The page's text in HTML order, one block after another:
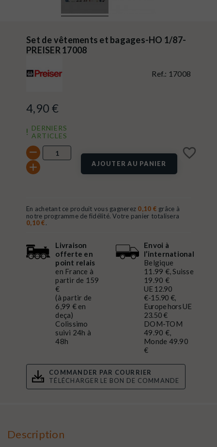
Set de vêtements et bagages-HO 1/87-
PREISER 17008
Ref.: 17008
4,90 €
DERNIERS
ARTICLES
AJOUTER AU PANIER
favorite_border
En achetant ce produit vous gagnerez 0,10 € grâce à
notre programme de fidélité. Votre panier totalisera
0,10 €.
Livraison
offerte en
point relais
en France à
partir de 159
€
(à partir de
6,99 € en
deça)
Colissimo
suivi 24h à
48h
Envoi à
l’international
Belgique
11.99 €, Suisse
19.90 €
UE 12.90
€-15.90 €,
Europe hors UE
23.50 €
DOM-TOM
49.90 €,
Monde 49.90
€
COMMANDER PAR COURRIER
TÉLÉCHARGER LE BON DE COMMANDE
Description